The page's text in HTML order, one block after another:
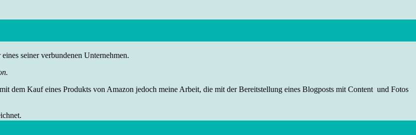
seiner verbundenen Unternehmen.
dem Kauf eines Produkts von Amazon jedoch meine Arbeit, die mit der Bereitstellung eines Blogposts mit Content und Fotos